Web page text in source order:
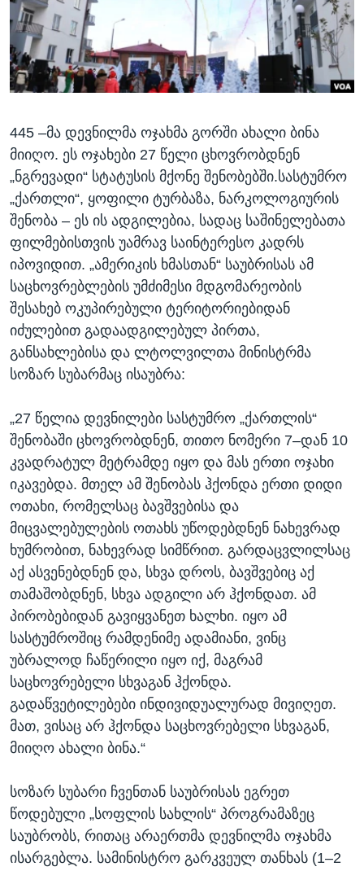
ᲡᲢᲣᲓᲘᲐ ᲕᲐᲨᲘᲜᲒᲢᲝᲜᲘ
ᲔᲙᲝᲜᲝᲛᲘᲙᲐ
ᲯᲐᲜᲛᲠᲗᲔᲚᲝᲑᲐ
ᲛᲔᲪᲜᲘᲔᲠᲔᲑᲐ
ᲙᲣᲚᲢᲣᲠᲐ
ᲒᲐᲚᲘᲚᲔᲝ
ᲓᲔᲖᲘᲜᲤᲝᲠᲛᲐᲪᲘᲐ
Learning English
ᲗᲕᲐᲚᲘ ᲒᲕᲐᲓᲔᲕᲜᲔᲗ
ენები
445 –მა დევნილმა ოჯახმა გორში ახალი ბინა
მიიღო. ეს ოჯახები 27 წელი ცხოვრობდნენ
„ნგრევადი“ სტატუსის მქონე შენობებში.სასტუმრო
„ქართლი“, ყოფილი ტურბაზა, ნარკოლოგიურის
შენობა – ეს ის ადგილებია, სადაც საშინელებათა
ფილმებისთვის უამრავ საინტერესო კადრს
იპოვიდით. „ამერიკის ხმასთან“ საუბრისას ამ
საცხოვრებლების უმძიმესი მდგომარეობის
შესახებ ოკუპირებული ტერიტორიებიდან
იძულებით გადაადგილებულ პირთა,
განსახლებისა და ლტოლვილთა მინისტრმა
სოზარ სუბარმაც ისაუბრა:
„27 წელია დევნილები სასტუმრო „ქართლის“
შენობაში ცხოვრობდნენ, თითო ნომერი 7–დან 10
კვადრატულ მეტრამდე იყო და მას ერთი ოჯახი
იკავებდა. მთელ ამ შენობას ჰქონდა ერთი დიდი
ოთახი, რომელსაც ბავშვებისა და
მიცვალებულების ოთახს უწოდებდნენ ნახევრად
ხუმრობით, ნახევრად სიმწრით. გარდაცვლილსაც
აქ ასვენებდნენ და, სხვა დროს, ბავშვებიც აქ
თამაშობდნენ, სხვა ადგილი არ ჰქონდათ. ამ
პირობებიდან გავიყვანეთ ხალხი. იყო ამ
სასტუმროშიც რამდენიმე ადამიანი, ვინც
უბრალოდ ჩაწერილი იყო იქ, მაგრამ
საცხოვრებელი სხვაგან ჰქონდა.
გადაწვეტილებები ინდივიდუალურად მივიღეთ.
მათ, ვისაც არ ჰქონდა საცხოვრებელი სხვაგან,
მიიღო ახალი ბინა.“
სოზარ სუბარი ჩვენთან საუბრისას ეგრეთ
წოდებული „სოფლის სახლის“ პროგრამაზეც
საუბრობს, რითაც არაერთმა დევნილმა ოჯახმა
ისარგებლა. სამინისტრო გარკვეულ თანხას (1–2